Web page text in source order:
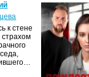
к стене